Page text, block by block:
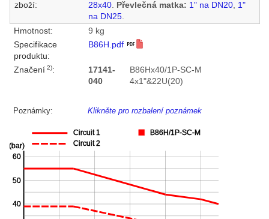
zboží:
28x40. Převlečná matka: 1" na DN20, 1"
na DN25.
Hmotnost:
9 kg
Specifikace
produktu:
B86H.pdf
Značení2):
17141-
040
B86Hx40/1P-SC-M
4x1"&22U(20)
Poznámky: Klikněte pro rozbalení poznámek